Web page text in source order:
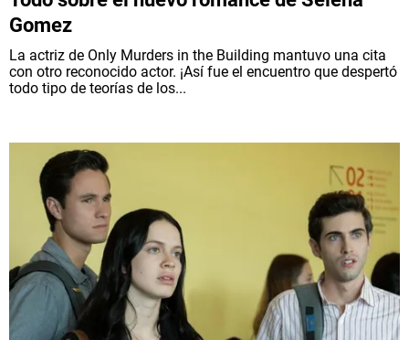
Gomez
La actriz de Only Murders in the Building mantuvo una cita
con otro reconocido actor. ¡Así fue el encuentro que despertó
todo tipo de teorías de los...